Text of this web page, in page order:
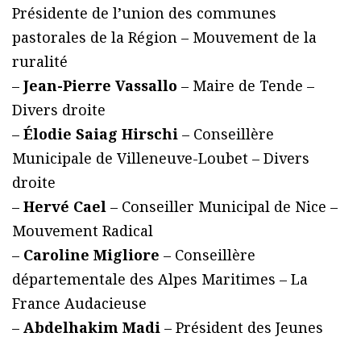
Présidente de l’union des communes
pastorales de la Région – Mouvement de la
ruralité
– Jean-Pierre Vassallo – Maire de Tende –
Divers droite
– Élodie Saiag Hirschi – Conseillère
Municipale de Villeneuve-Loubet – Divers
droite
– Hervé Cael – Conseiller Municipal de Nice –
Mouvement Radical
– Caroline Migliore – Conseillère
départementale des Alpes Maritimes – La
France Audacieuse
– Abdelhakim Madi – Président des Jeunes